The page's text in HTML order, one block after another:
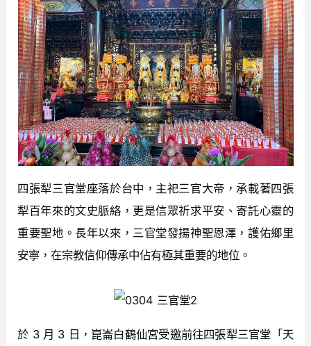
四張犁三官堂座落於台中，主祀三官大帝，承載著四張
犁百年來的文史脈絡，更是信眾祈求平安、寄託心靈的
重要聖地。長年以來，三官堂發揚神聖恩澤，護佑鄉里
安寧，在宗教信仰傳承中佔有極其重要的地位。
於 3 月 3 日，崑崙白鶴仙宮受邀前往四張犁三官堂「天